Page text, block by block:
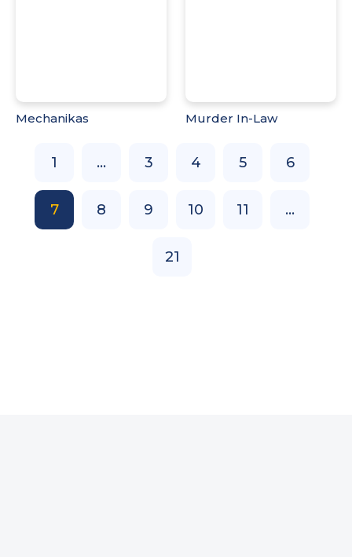
Mechanikas Murder In-Law
1 ... 3 4 5 6
7 8 9 10 11 ...
21